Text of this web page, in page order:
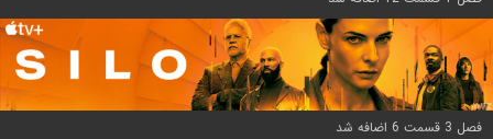
فصل 3 قسمت 6 اضافه شد